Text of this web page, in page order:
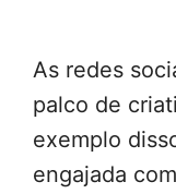
As redes
palco de
exemplo
engajada